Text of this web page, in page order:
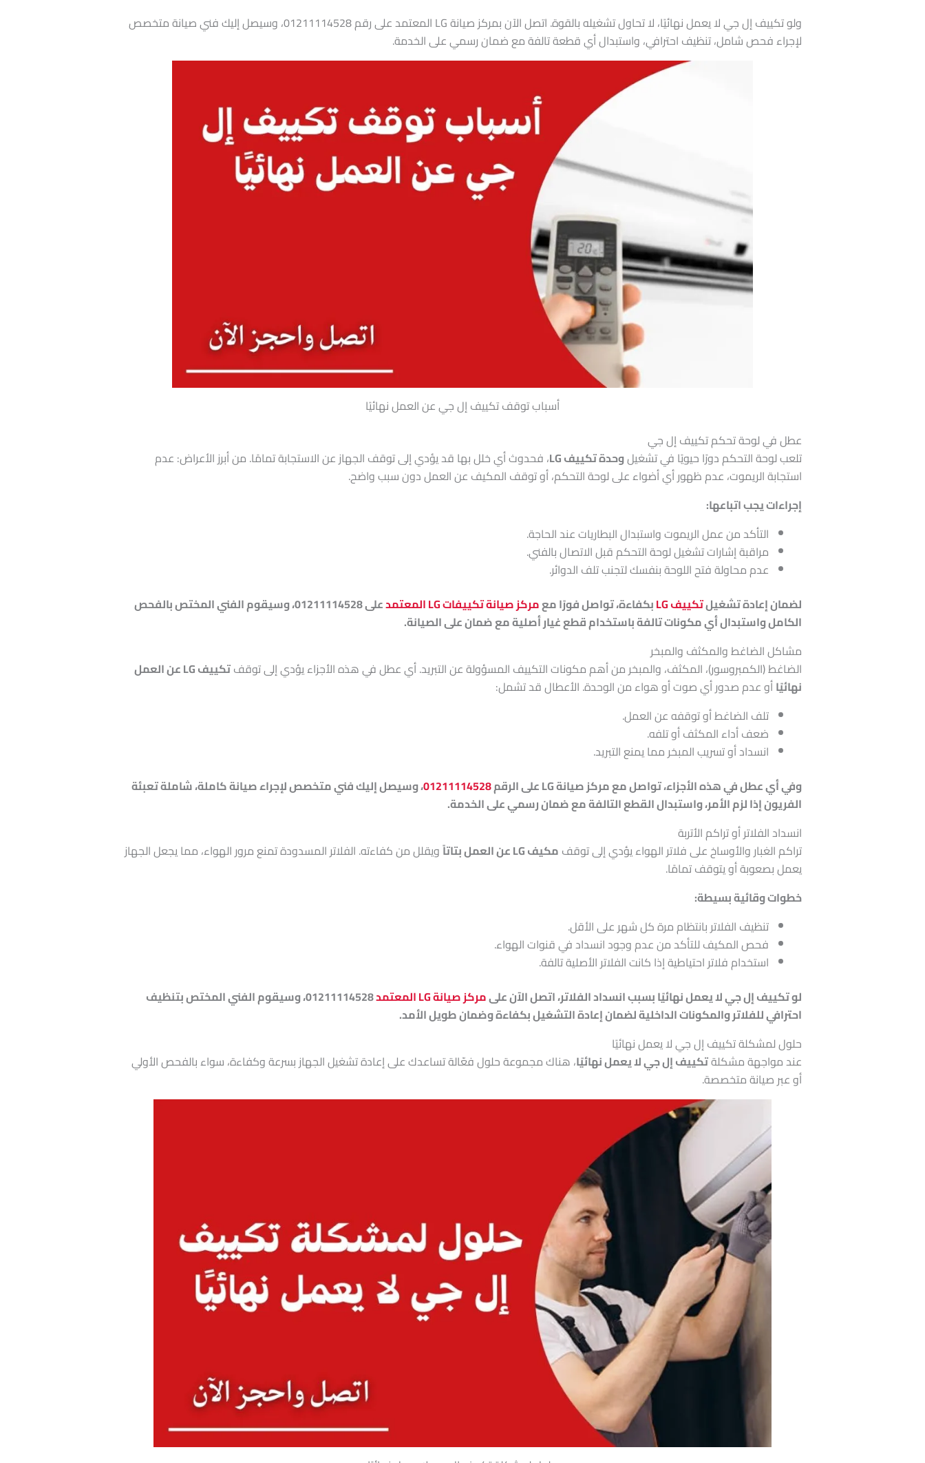
ولو تكييف إل جي لا يعمل نهائيًا، لا تحاول تشغيله بالقوة. اتصل الآن بمركز صيانة LG المعتمد على رقم 01211114528، وسيصل إليك فني صيانة متخصص
لإجراء فحص شامل، تنظيف احترافي، واستبدال أي قطعة تالفة مع ضمان رسمي على الخدمة.
أسباب توقف تكييف إل جي عن العمل نهائيًا
عطل في لوحة تحكم تكييف إل جي
تلعب لوحة التحكم دورًا حيويًا في تشغيلوحدة تكييف LG
، فحدوث أي خلل بها قد يؤدي إلى توقف الجهاز عن الاستجابة تمامًا. من أبرز الأعراض: عدم
استجابة الريموت، عدم ظهور أي أضواء على لوحة التحكم، أو توقف المكيف عن العمل دون سبب واضح.
إجراءات يجب اتباعها:
التأكد من عمل الريموت واستبدال البطاريات عند الحاجة.
مراقبة إشارات تشغيل لوحة التحكم قبل الاتصال بالفني.
عدم محاولة فتح اللوحة بنفسك لتجنب تلف الدوائر.
لضمان إعادة تشغيلتكييف LG بكفاءة، تواصل فورًا معمركز صيانة تكييفات LG المعتمد
على 01211114528، وسيقوم الفني المختص بالفحص
الكامل واستبدال أي مكونات تالفة باستخدام قطع غيار أصلية مع ضمان على الصيانة.
مشاكل الضاغط والمكثف والمبخر
الضاغط (الكمبروسور)، المكثف، والمبخر من أهم مكونات التكييف المسؤولة عن التبريد. أي عطل في هذه الأجزاء يؤدي إلى توقف
تكييف LG عن العمل
نهائيًاأو عدم صدور أي صوت أو هواء من الوحدة. الأعطال قد تشمل:
تلف الضاغط أو توقفه عن العمل.
ضعف أداء المكثف أو تلفه.
انسداد أو تسريب المبخر مما يمنع التبريد.
وفي أي عطل في هذه الأجزاء، تواصل مع مركز صيانة LG على الرقم
01211114528، وسيصل إليك فني متخصص لإجراء صيانة كاملة، شاملة تعبئة
الفريون إذا لزم الأمر، واستبدال القطع التالفة مع ضمان رسمي على الخدمة.
انسداد الفلاتر أو تراكم الأتربة
تراكم الغبار والأوساخ على فلاتر الهواء يؤدي إلى توقف مكيف LG عن العمل بتاتاً
ويقلل من كفاءته. الفلاتر المسدودة تمنع مرور الهواء، مما يجعل الجهاز
يعمل بصعوبة أو يتوقف تمامًا.
خطوات وقائية بسيطة:
تنظيف الفلاتر بانتظام مرة كل شهر على الأقل.
فحص المكيف للتأكد من عدم وجود انسداد في قنوات الهواء.
استخدام فلاتر احتياطية إذا كانت الفلاتر الأصلية تالفة.
لو تكييف إل جي لا يعمل نهائيًا بسبب انسداد الفلاتر، اتصل الآن علىمركز صيانة LG المعتمد
01211114528، وسيقوم الفني المختص بتنظيف
احترافي للفلاتر والمكونات الداخلية لضمان إعادة التشغيل بكفاءة وضمان طويل الأمد.
حلول لمشكلة تكييف إل جي لا يعمل نهائيًا
عند مواجهة مشكلةتكييف إل جي لا يعمل نهائيًا، هناك مجموعة حلول فعّالة تساعدك على إعادة تشغيل الجهاز بسرعة وكفاءة، سواء بالفحص الأولي
أو عبر صيانة متخصصة.